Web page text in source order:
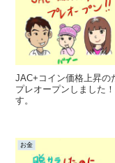
JAC+コイン価格上昇の
プレオープンしました
す。
お金